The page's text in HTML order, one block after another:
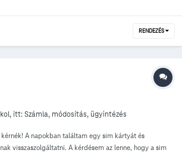
RENDEZÉS
, itt:Számla, módosítás, ügyintézés
A napokban találtam egy sim kártyát és
visszaszolgáltatni. A kérdésem az lenne, hogy a sim